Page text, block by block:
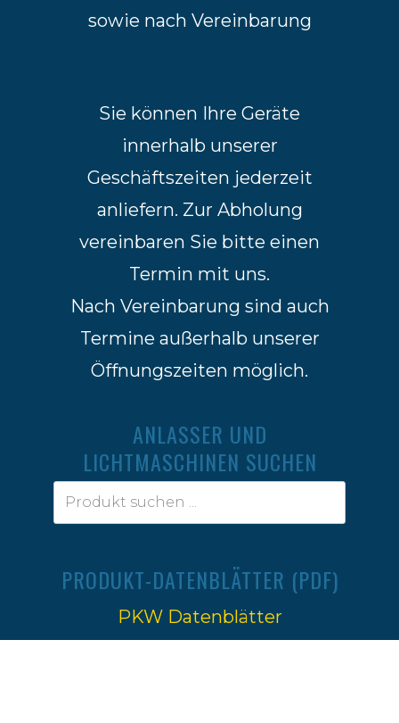
sowie nach Vereinbarung
Sie können Ihre Geräte
innerhalb unserer
Geschäftszeiten jederzeit
anliefern. Zur Abholung
vereinbaren Sie bitte einen
Termin mit uns.
Nach Vereinbarung sind auch
Termine außerhalb unserer
Öffnungszeiten möglich.
ANLASSER UND
LICHTMASCHINEN SUCHEN
PRODUKT-DATENBLÄTTER (PDF)
PKW Datenblätter